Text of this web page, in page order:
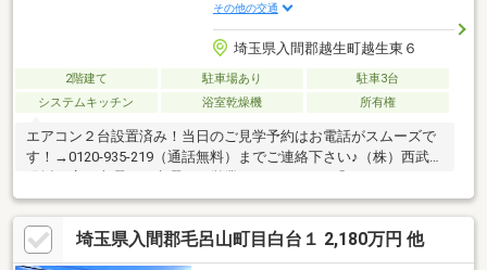
その他の交通
埼玉県入間郡越生町越生東６
2階建て 駐車場あり
駐車3台
システムキッチン
浴室乾燥機 所有権
エアコン２台設置済み！当日のご見学予約はお電話がスムーズで
す！→0120-935-219（通話無料）までご連絡下さい♪（株）西武開
発坂戸店は火曜日・水曜日も営業しています！●「ＳＵＵＭＯ
（スーモ）を見て」とお問合せいただくと スムーズにご案内で
きます。地元のために、お客様のために。「安全取引」をモット
ーに、私たちの情熱が、地元の皆様の夢をかたちにします。「西
武開発」ではグループ会社のＡＲＵＨＩ代理店「リビングコンシ
埼玉県入間郡毛呂山町目白台１ 2,180万円 他